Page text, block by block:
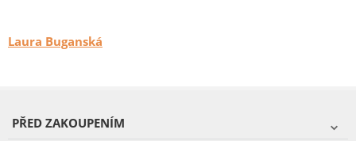
Laura Buganská
PŘED ZAKOUPENÍM